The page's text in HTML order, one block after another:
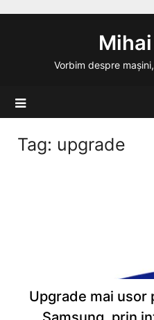
Vorbim despre
Tag: upgrade
Upgrade mai